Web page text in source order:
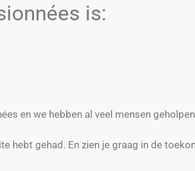
is:
en we hebben al veel mensen
hebt gehad. En zien je graag in de